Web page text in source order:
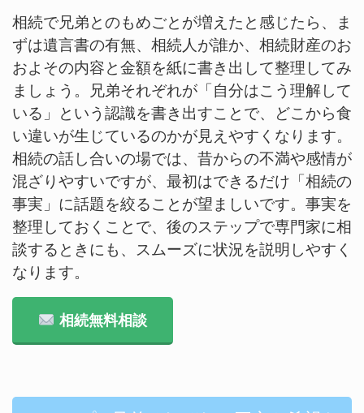
相続で兄弟とのもめごとが増えたと感じたら、ま
ずは遺言書の有無、相続人が誰か、相続財産のお
およその内容と金額を紙に書き出して整理してみ
ましょう。兄弟それぞれが「自分はこう理解して
いる」という認識を書き出すことで、どこから食
い違いが生じているのかが見えやすくなります。
相続の話し合いの場では、昔からの不満や感情が
混ざりやすいですが、最初はできるだけ「相続の
事実」に話題を絞ることが望ましいです。事実を
整理しておくことで、後のステップで専門家に相
談するときにも、スムーズに状況を説明しやすく
なります。
相続無料相談